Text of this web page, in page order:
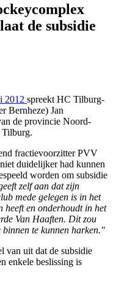
de subsidie
2012 spreekt HC Tilburg-
Bernheze) Jan
de provincie Noord-
Tilburg.
fractievoorzitter PVV
duidelijker had kunnen
worden om subsidie
zelf aan dat zijn
mede gelegen is in het
heeft en onderhoudt in het
Van Haaften. Dit zou
te kunnen harken."
van uit dat de subsidie
enkele beslissing is